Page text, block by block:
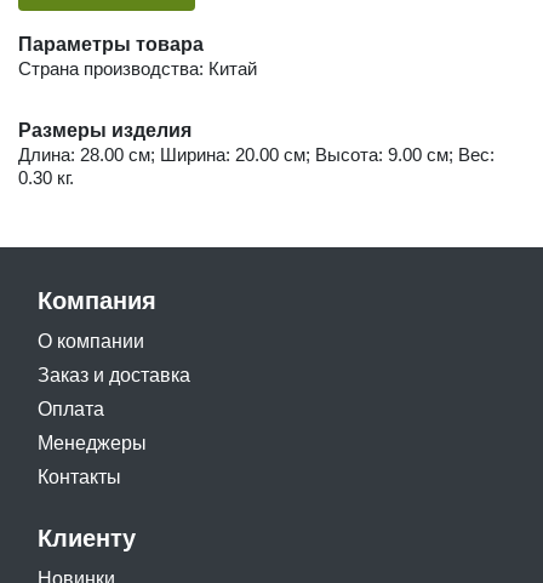
Параметры товара
Страна производства: Китай
Размеры изделия
Длина: 28.00 см; Ширина: 20.00 см; Высота: 9.00 см; Вес:
0.30 кг.
Компания
О компании
Заказ и доставка
Оплата
Менеджеры
Контакты
Клиенту
Новинки